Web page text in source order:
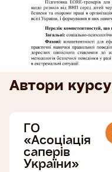
Автори курсу
ГО
«Асоціація
саперів
України»